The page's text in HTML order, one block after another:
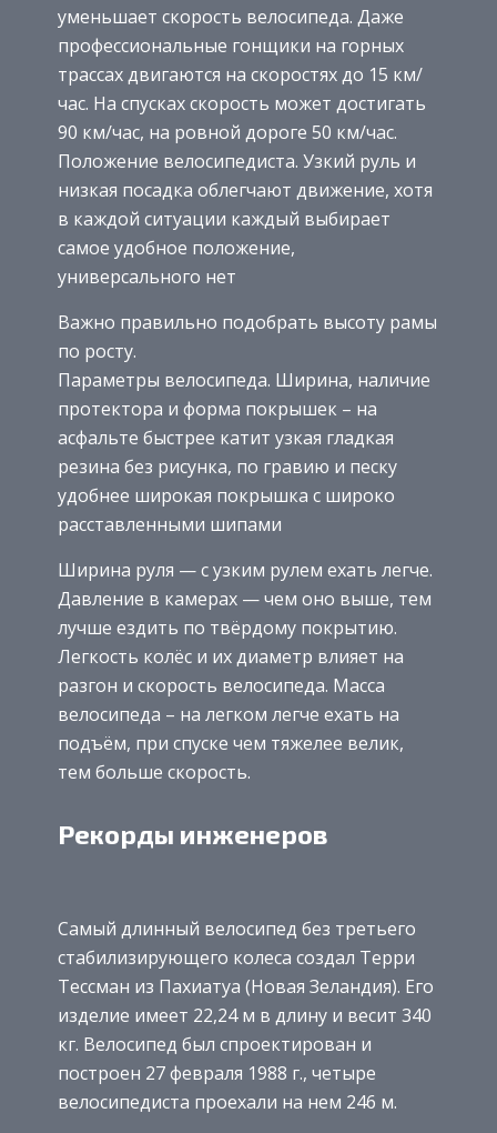
уменьшает скорость велосипеда. Даже
профессиональные гонщики на горных
трассах двигаются на скоростях до 15 км/
час. На спусках скорость может достигать
90 км/час, на ровной дороге 50 км/час.
Положение велосипедиста. Узкий руль и
низкая посадка облегчают движение, хотя
в каждой ситуации каждый выбирает
самое удобное положение,
универсального нет
Важно правильно подобрать высоту рамы
по росту.
Параметры велосипеда. Ширина, наличие
протектора и форма покрышек – на
асфальте быстрее катит узкая гладкая
резина без рисунка, по гравию и песку
удобнее широкая покрышка с широко
расставленными шипами
Ширина руля — с узким рулем ехать легче.
Давление в камерах — чем оно выше, тем
лучше ездить по твёрдому покрытию.
Легкость колёс и их диаметр влияет на
разгон и скорость велосипеда. Масса
велосипеда – на легком легче ехать на
подъём, при спуске чем тяжелее велик,
тем больше скорость.
Рекорды инженеров
Самый длинный велосипед без третьего
стабилизирующего колеса создал Терри
Тессман из Пахиатуа (Новая Зеландия). Его
изделие имеет 22,24 м в длину и весит 340
кг. Велосипед был спроектирован и
построен 27 февраля 1988 г., четыре
велосипедиста проехали на нем 246 м.